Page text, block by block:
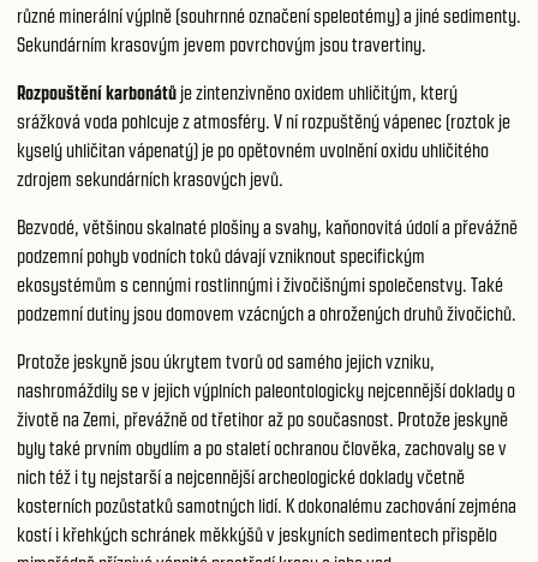
různé minerální výplně (souhrnné označení speleotémy) a jiné sedimenty.
Sekundárním krasovým jevem povrchovým jsou travertiny.
Rozpouštění karbonátů je zintenzivněno oxidem uhličitým, který
srážková voda pohlcuje z atmosféry. V ní rozpuštěný vápenec (roztok je
kyselý uhličitan vápenatý) je po opětovném uvolnění oxidu uhličitého
zdrojem sekundárních krasových jevů.
Bezvodé, většinou skalnaté plošiny a svahy, kaňonovitá údolí a převážně
podzemní pohyb vodních toků dávají vzniknout specifickým
ekosystémům s cennými rostlinnými i živočišnými společenstvy. Také
podzemní dutiny jsou domovem vzácných a ohrožených druhů živočichů.
Protože jeskyně jsou úkrytem tvorů od samého jejich vzniku,
nashromáždily se v jejich výplních paleontologicky nejcennější doklady o
životě na Zemi, převážně od třetihor až po současnost. Protože jeskyně
byly také prvním obydlím a po staletí ochranou člověka, zachovaly se v
nich též i ty nejstarší a nejcennější archeologické doklady včetně
kosterních pozůstatků samotných lidí. K dokonalému zachování zejména
kostí i křehkých schránek měkkýšů v jeskyních sedimentech přispělo